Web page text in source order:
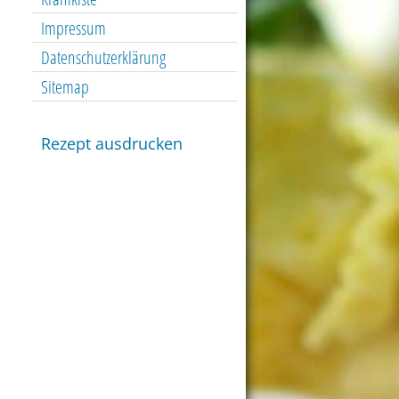
Impressum
Datenschutzerklärung
Sitemap
Rezept ausdrucken